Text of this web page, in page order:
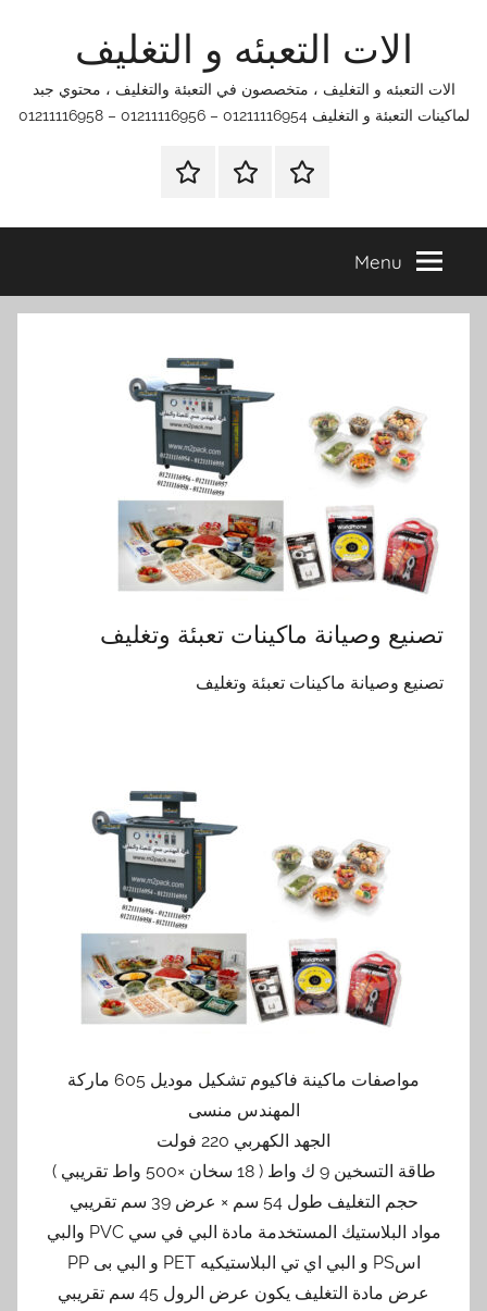
الات التعبئه و التغليف
الات التعبئه و التغليف ، متخصصون في التعبئة والتغليف ، محتوي جبد
لماكينات التعبئة و التغليف 01211116954 – 01211116956 – 01211116958
الرئيسيةاتصل
اتـصـل
في
التي
Menu
تصنيع وصيانة ماكينات تعبئة وتغليف
تصنيع وصيانة ماكينات تعبئة وتغليف
مواصفات ماكينة فاكيوم تشكيل موديل 605 ماركة
المهندس منسى
الجهد الكهربي 220 فولت
طاقة التسخين 9 ك واط ( 18 سخان ×500 واط تقريبي )
حجم التغليف طول 54 سم × عرض 39 سم تقريبي
مواد البلاستيك المستخدمة مادة البي في سي PVC والبي
اسPS و البي اي تي البلاستيكيه PET و البي بى PP
عرض مادة التغليف يكون عرض الرول 45 سم تقريبي